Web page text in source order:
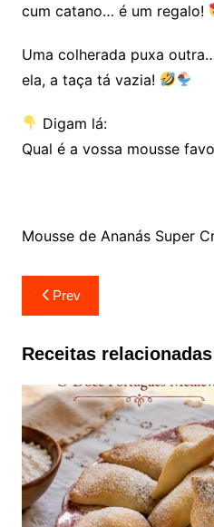
cum catano… é um regalo!
Uma colherada puxa
ela, a taça tá vazia!
Digam lá:
Qual é a vossa mousse
Mousse de Ananás Super
Navegação
de
artigos
Prev
Receitas relacionadas